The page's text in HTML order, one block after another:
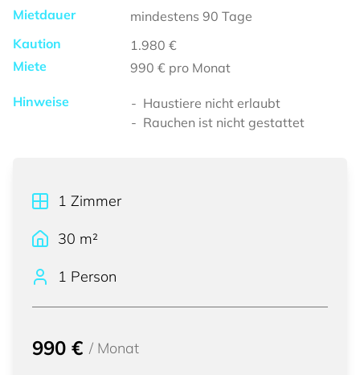
Mietdauer
mindestens 90 Tage
Kaution
1.980 €
Miete
990 € pro Monat
Hinweise
Haustiere nicht erlaubt
Rauchen ist nicht gestattet
1 Zimmer
30 m²
1 Person
990 € / Monat